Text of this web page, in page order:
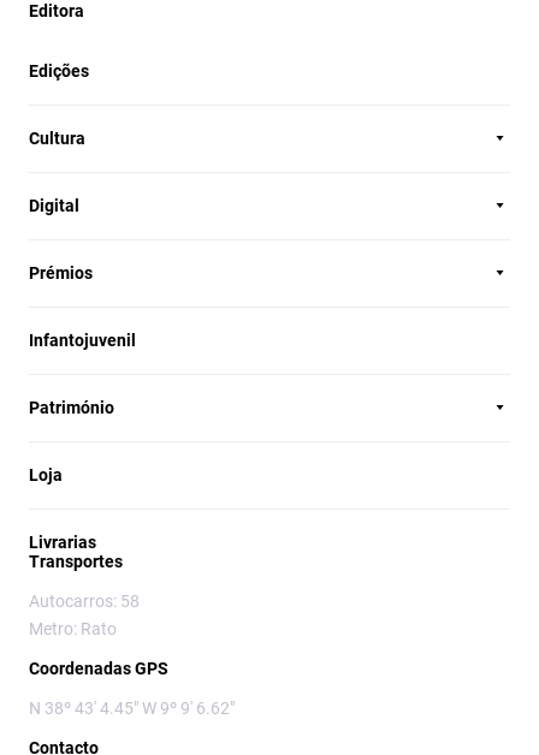
Editora
Edições
Cultura
Digital
Prémios
Infantojuvenil
Património
Loja
Livrarias
Transportes
Autocarros: 58
Metro: Rato
Coordenadas GPS
N 38º 43' 4.45" W 9º 9' 6.62"
Contacto